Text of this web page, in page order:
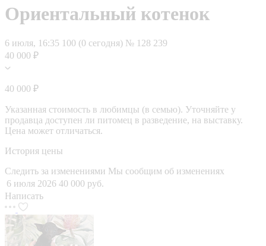
Ориентальный котенок
6 июля, 16:35 100 (0 сегодня) № 128 239
40 000 ₽
40 000 ₽
Указанная стоимость в любимцы (в семью). Уточняйте у
продавца доступен ли питомец в разведение, на выставку.
Цена может отличаться.
История цены
Следить за изменениями Мы сообщим об изменениях
6 июля 2026 40 000 руб.
Написать